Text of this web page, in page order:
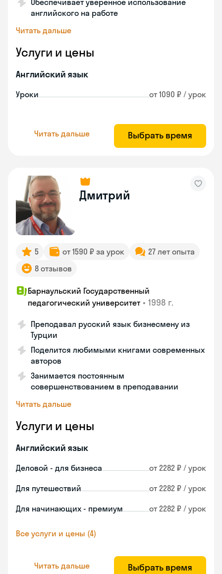
Обеспечивает уверенное использование
английского на работе
Читать дальше
Услуги и цены
Английский язык
Уроки от 1090 ₽ / урок
Читать дальше Выбрать время
Дмитрий
5 от 1590 ₽ за урок
27 лет опыта
8 отзывов
Барнаульский Государственный
педагогический университет • 1998 г.
Преподавал русский язык бизнесмену из
Турции
Поделится любимыми книгами современных
авторов
Занимается постоянным
совершенствованием в преподавании
Читать дальше
Услуги и цены
Английский язык
Деловой - для бизнеса от 2282 ₽ / урок
Для путешествий от 2282 ₽ / урок
Для начинающих - премиум от 2282 ₽ / урок
Все услуги и цены (4)
Читать дальше Выбрать время